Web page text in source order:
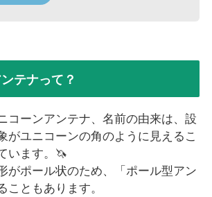
テナって？
コーンアンテナ、名前の由来は、設
がユニコーンの角のように見えるこ
います。🦄
がポール状のため、「ポール型アン
ともあります。